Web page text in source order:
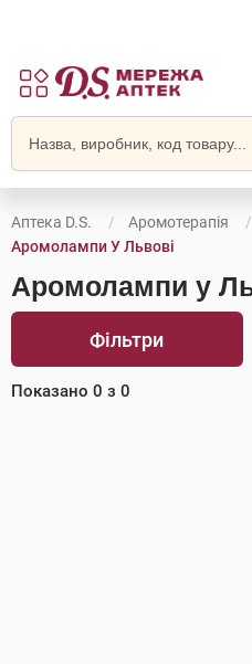
Аптека D.S. Аромотерапія
Аромолампи У Львові
Аромолампи у
Фільтри
Показано 0 з 0